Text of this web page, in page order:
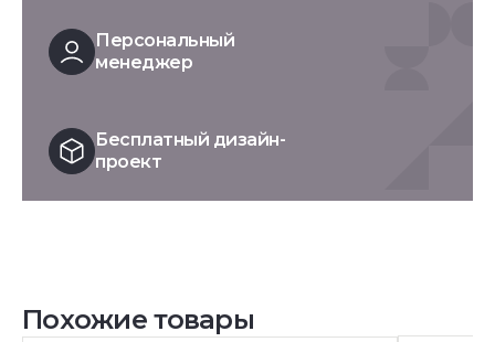
Персональный
менеджер
Бесплатный дизайн-
проект
Похожие товары